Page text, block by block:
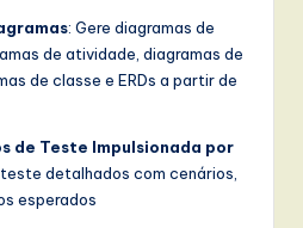
: Gere diagramas de
de atividade, diagramas de
de classe e ERDs a partir de
de Teste Impulsionada por
detalhados com cenários,
esperados